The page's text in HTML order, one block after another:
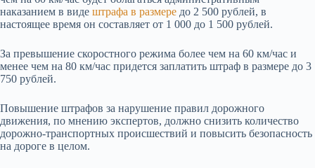
наказанием в виде штрафа в размере до 2 500 рублей, в
настоящее время он составляет от 1 000 до 1 500 рублей.
За превышение скоростного режима более чем на 60 км/час и
менее чем на 80 км/час придется заплатить штраф в размере до 3
750 рублей.
Повышение штрафов за нарушение правил дорожного
движения, по мнению экспертов, должно снизить количество
дорожно-транспортных происшествий и повысить безопасность
на дороге в целом.